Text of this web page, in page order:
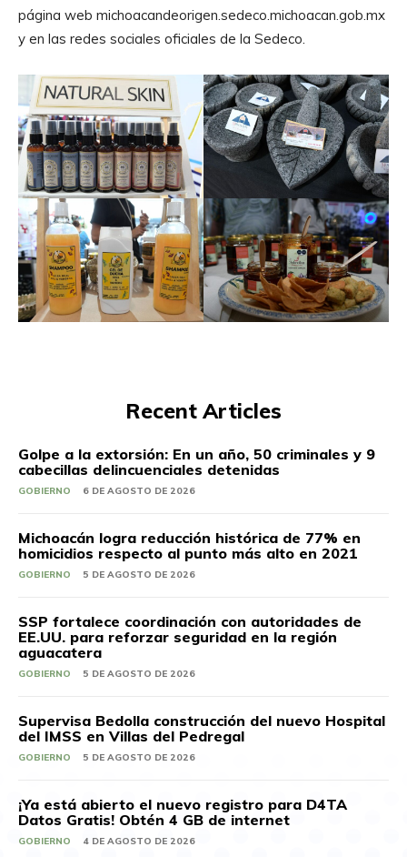
página web michoacandeorigen.sedeco.michoacan.gob.mx
y en las redes sociales oficiales de la Sedeco.
Recent Articles
Golpe a la extorsión: En un año, 50 criminales y 9
cabecillas delincuenciales detenidas
GOBIERNO 6 DE AGOSTO DE 2026
Michoacán logra reducción histórica de 77% en
homicidios respecto al punto más alto en 2021
GOBIERNO 5 DE AGOSTO DE 2026
SSP fortalece coordinación con autoridades de
EE.UU. para reforzar seguridad en la región
aguacatera
GOBIERNO 5 DE AGOSTO DE 2026
Supervisa Bedolla construcción del nuevo Hospital
del IMSS en Villas del Pedregal
GOBIERNO 5 DE AGOSTO DE 2026
¡Ya está abierto el nuevo registro para D4TA
Datos Gratis! Obtén 4 GB de internet
GOBIERNO 4 DE AGOSTO DE 2026